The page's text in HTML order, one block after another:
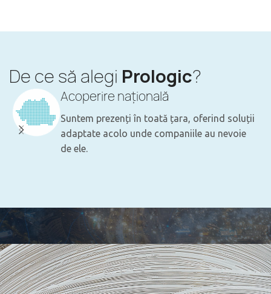
De ce să alegi Prologic?
Acoperire națională
Suntem prezenți în toată țara, oferind soluții
adaptate acolo unde companiile au nevoie
de ele.